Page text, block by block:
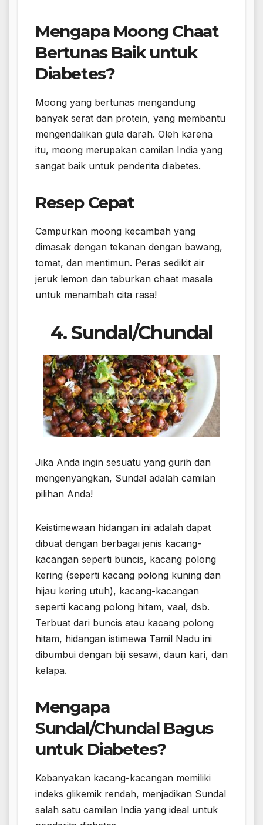
Mengapa Moong Chaat
Bertunas Baik untuk
Diabetes?
Moong yang bertunas mengandung
banyak serat dan protein, yang membantu
mengendalikan gula darah. Oleh karena
itu, moong merupakan camilan India yang
sangat baik untuk penderita diabetes.
Resep Cepat
Campurkan moong kecambah yang
dimasak dengan tekanan dengan bawang,
tomat, dan mentimun. Peras sedikit air
jeruk lemon dan taburkan chaat masala
untuk menambah cita rasa!
4. Sundal/Chundal
Jika Anda ingin sesuatu yang gurih dan
mengenyangkan, Sundal adalah camilan
pilihan Anda!
Keistimewaan hidangan ini adalah dapat
dibuat dengan berbagai jenis kacang-
kacangan seperti buncis, kacang polong
kering (seperti kacang polong kuning dan
hijau kering utuh), kacang-kacangan
seperti kacang polong hitam, vaal, dsb.
Terbuat dari buncis atau kacang polong
hitam, hidangan istimewa Tamil Nadu ini
dibumbui dengan biji sesawi, daun kari, dan
kelapa.
Mengapa
Sundal/Chundal Bagus
untuk Diabetes?
Kebanyakan kacang-kacangan memiliki
indeks glikemik rendah, menjadikan Sundal
salah satu camilan India yang ideal untuk